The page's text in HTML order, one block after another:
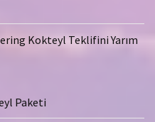
Kokteyl Teklifini Yarım
Paketi